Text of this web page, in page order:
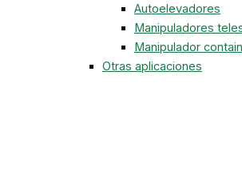
Autoelevadores
Manipuladores
Manipulador
Otras aplicaciones